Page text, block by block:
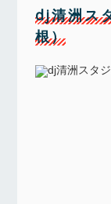
dj清洲ス
根）